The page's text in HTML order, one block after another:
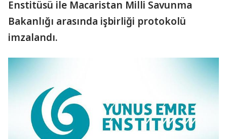
Enstitüsü ile Macaristan Milli Savunma
Bakanlığı arasında işbirliği protokolü
imzalandı.